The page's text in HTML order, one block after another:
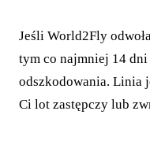
Jeśli World2Fly
tym co najmniej 14 dni
odszkodowania. Linia
Ci lot zastępczy lub